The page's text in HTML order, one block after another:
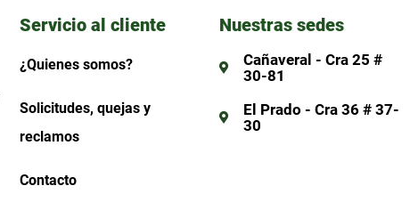
Servicio al cliente
¿Quienes somos?
Solicitudes, quejas y
reclamos
Contacto
Nuestras sedes
Cañaveral - Cra 25 #
30-81
El Prado - Cra 36 # 37-
30